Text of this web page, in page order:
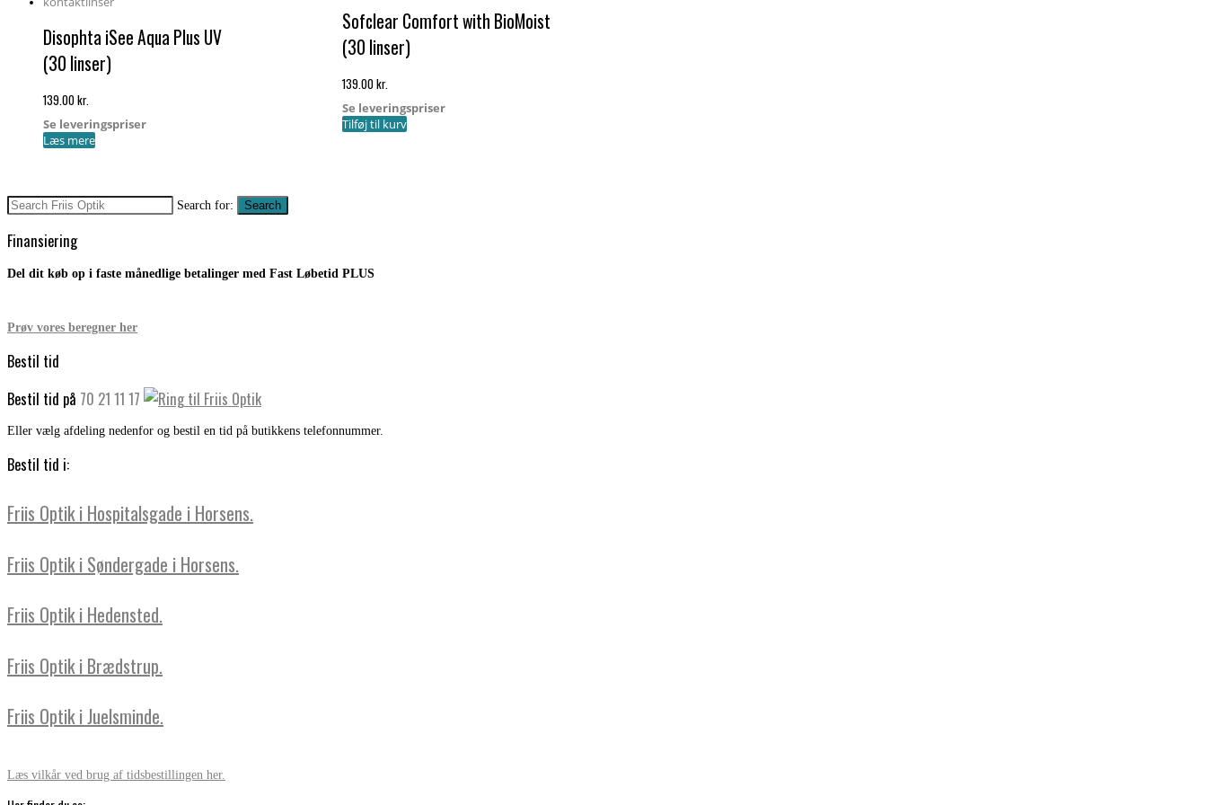
høj
Disophta iSee Aqua Plus UV
(30 linser)
139.00kr.
Se leveringspriser
Læs mere
Sofclear Comfort with BioMoist
(30 linser)
139.00kr.
Se leveringspriser
Tilføj til kurv
Search for: Search
Finansiering
Del dit køb op i faste månedlige betalinger med Fast Løbetid PLUS
Prøv vores beregner her
Bestil tid
Bestil tid på 70 21 11 17
Eller vælg afdeling nedenfor og bestil en tid på butikkens telefonnummer.
Bestil tid i:
Friis Optik i Hospitalsgade i Horsens.
Friis Optik i Søndergade i Horsens.
Friis Optik i Hedensted.
Friis Optik i Brædstrup.
Friis Optik i Juelsminde.
Læs vilkår ved brug af tidsbestillingen her.